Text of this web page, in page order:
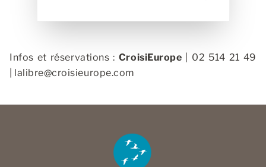
Infos et réservations : CroisiEurope | 02 514 21 49
lalibre@croisieurope.com